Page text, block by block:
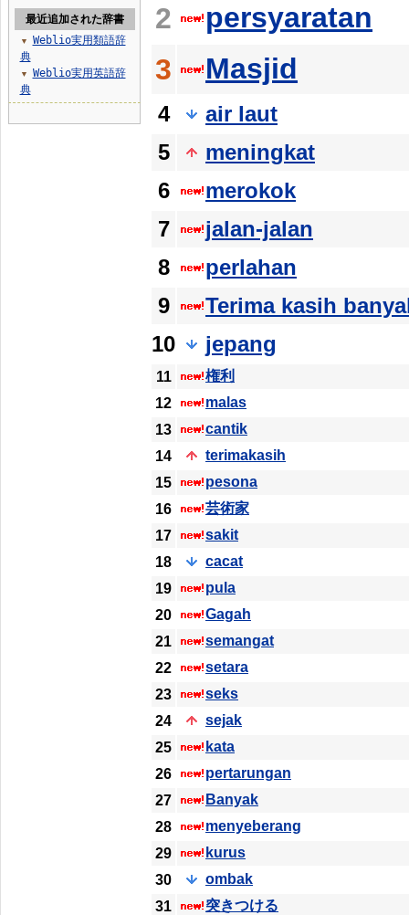
2
persyaratan
3
Masjid
4
air laut
5
meningkat
6
merokok
7
jalan-jalan
8
perlahan
9
Terima kasih
10
jepang
11
権利
12
malas
13
cantik
14
terimakasih
15
pesona
16
芸術家
17
sakit
18
cacat
19
pula
20
Gagah
21
semangat
22
setara
23
seks
24
sejak
25
kata
26
pertarungan
27
Banyak
28
menyeberang
29
kurus
30
ombak
31
突きつける
最近追加された辞書
▼
Weblio実用類語辞
典
▼
Weblio実用英語辞
典